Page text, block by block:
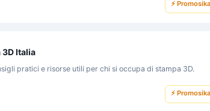
⚡
3D Italia
pratici e risorse utili per chi si occupa di stampa 3D.
⚡